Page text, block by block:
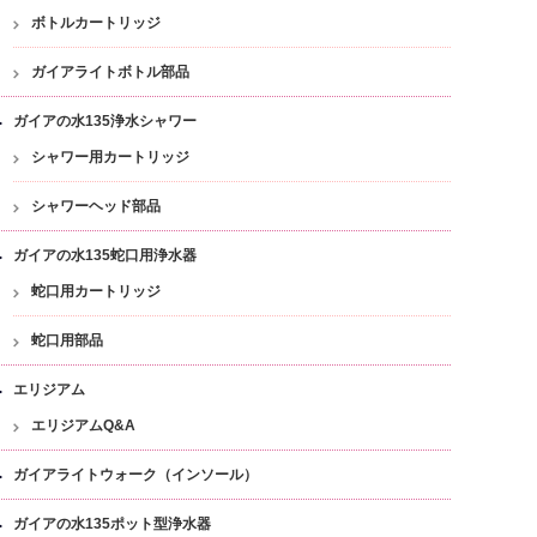
ボトルカートリッジ
ガイアライトボトル部品
ガイアの水135浄水シャワー
シャワー用カートリッジ
シャワーヘッド部品
ガイアの水135蛇口用浄水器
蛇口用カートリッジ
蛇口用部品
エリジアム
エリジアムQ&A
ガイアライトウォーク（インソール）
ガイアの水135ポット型浄水器